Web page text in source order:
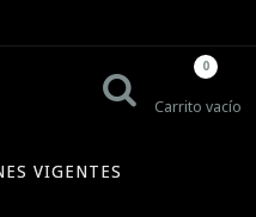
Carrito vacío
0
VIGENTES